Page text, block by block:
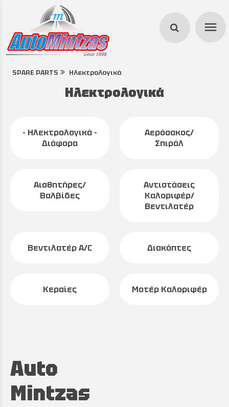
menu
SPARE PARTS Ηλεκτρολογικά
Ηλεκτρολογικά
- Ηλεκτρολογικά -
Διάφορα
Αερόσακος/
Σπιράλ
Αισθητήρες/
Βαλβίδες
Αντιστάσεις
Καλοριφέρ/
Βεντιλατέρ
Βεντιλατέρ A/C Διακόπτες
Κεραίες Μοτέρ Καλοριφέρ
Auto
Mintzas